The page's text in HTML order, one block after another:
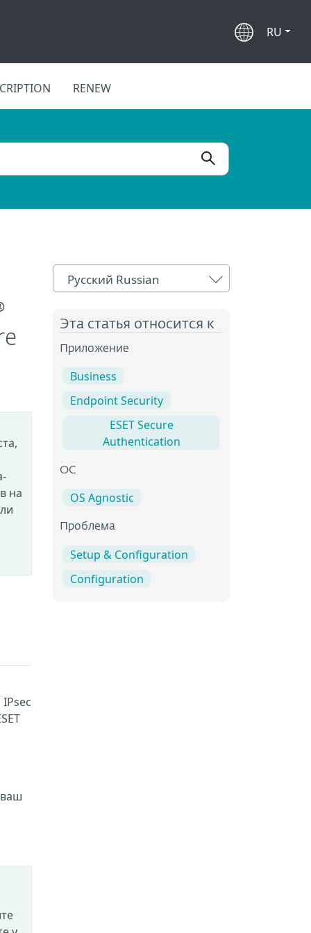
RU
RENEW
на
Русский Russian
Эта статья относится к
Приложение
Business
Endpoint Security
ESET Secure
Authentication
OC
OS Agnostic
Проблема
Setup & Configuration
Configuration